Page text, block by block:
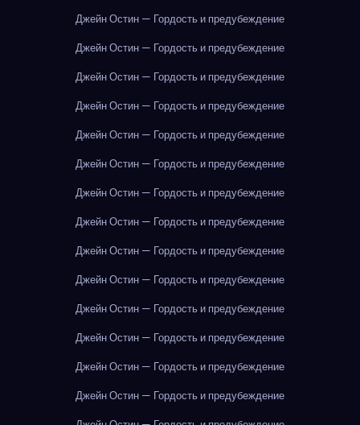
Джейн Остин — Гордость и предубеждение
Джейн Остин — Гордость и предубеждение
Джейн Остин — Гордость и предубеждение
Джейн Остин — Гордость и предубеждение
Джейн Остин — Гордость и предубеждение
Джейн Остин — Гордость и предубеждение
Джейн Остин — Гордость и предубеждение
Джейн Остин — Гордость и предубеждение
Джейн Остин — Гордость и предубеждение
Джейн Остин — Гордость и предубеждение
Джейн Остин — Гордость и предубеждение
Джейн Остин — Гордость и предубеждение
Джейн Остин — Гордость и предубеждение
Джейн Остин — Гордость и предубеждение